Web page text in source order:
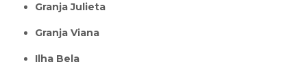
Granja Julieta
Granja Viana
Ilha Bela